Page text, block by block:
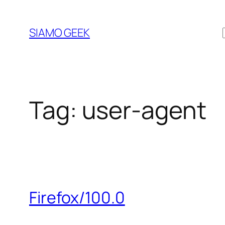
contenuto
SIAMO GEEK
Tag: user-agent
Firefox/100.0